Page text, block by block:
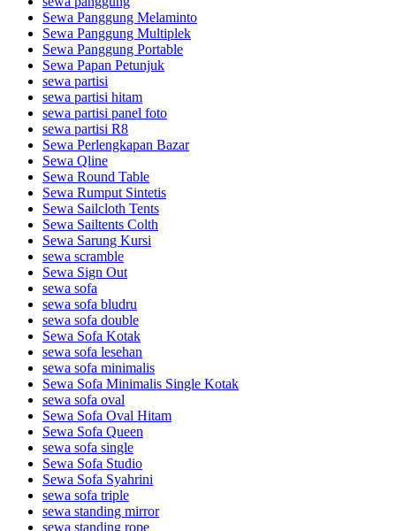
Sewa Panggung Melaminto
Sewa Panggung Multiplek
Sewa Panggung Portable
Sewa Papan Petunjuk
sewa partisi
sewa partisi hitam
sewa partisi panel foto
sewa partisi R8
Sewa Perlengkapan Bazar
Sewa Qline
Sewa Round Table
Sewa Rumput Sintetis
Sewa Sailcloth Tents
Sewa Sailtents Colth
Sewa Sarung Kursi
sewa scramble
Sewa Sign Out
sewa sofa
sewa sofa bludru
sewa sofa double
Sewa Sofa Kotak
sewa sofa lesehan
sewa sofa minimalis
Sewa Sofa Minimalis Single Kotak
sewa sofa oval
Sewa Sofa Oval Hitam
Sewa Sofa Queen
sewa sofa single
Sewa Sofa Studio
Sewa Sofa Syahrini
sewa sofa triple
sewa standing mirror
sewa standing rope